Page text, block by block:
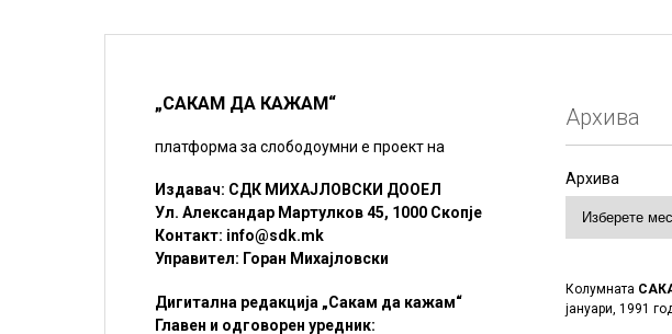
„САКАМ ДА КАЖАМ“
платформа за слободоумни е проект на
Издавач: СДК МИХАЈЛОВСКИ ДООЕЛ
Ул. Александар Мартулков 45, 1000 Скопје
Контакт: info@sdk.mk
Управител: Горан Михајловски
Дигитална редакција „Сакам да кажам“
Главен и одговорен уредник:
Архива
Архива
Колумната
јануари, 1991